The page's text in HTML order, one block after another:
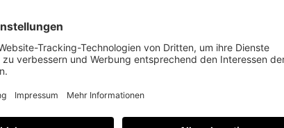
und Türentausch